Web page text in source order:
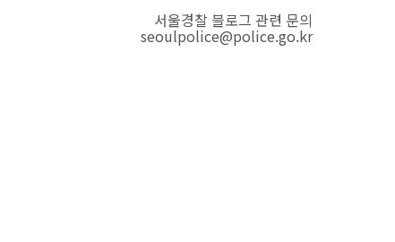
서울경찰 블로그 관련 문의
seoulpolice@police.go.kr